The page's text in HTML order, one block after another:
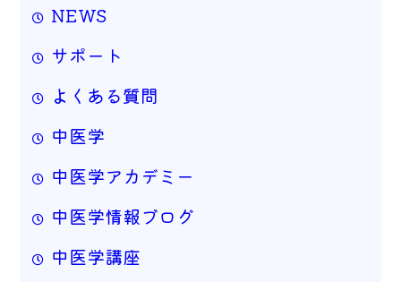
NEWS
サポート
よくある質問
中医学
中医学アカデミー
中医学情報ブログ
中医学講座